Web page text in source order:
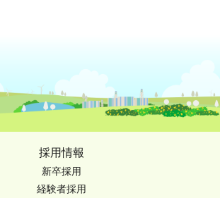
採用情報
新卒採用
経験者採用